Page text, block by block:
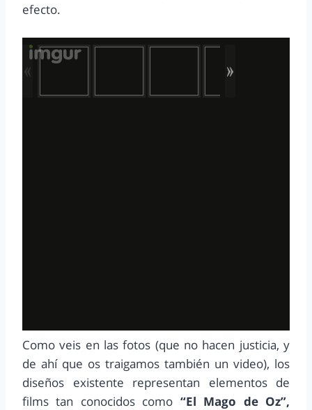
efecto.
Como veis en las fotos (que no hacen justicia, y
de ahí que os traigamos también un video), los
diseños existente representan elementos de
films tan conocidos como “El Mago de Oz”,